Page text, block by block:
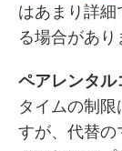
はあまり詳
る場合があり
ペアレンタル
タイムの制
すが、代替の